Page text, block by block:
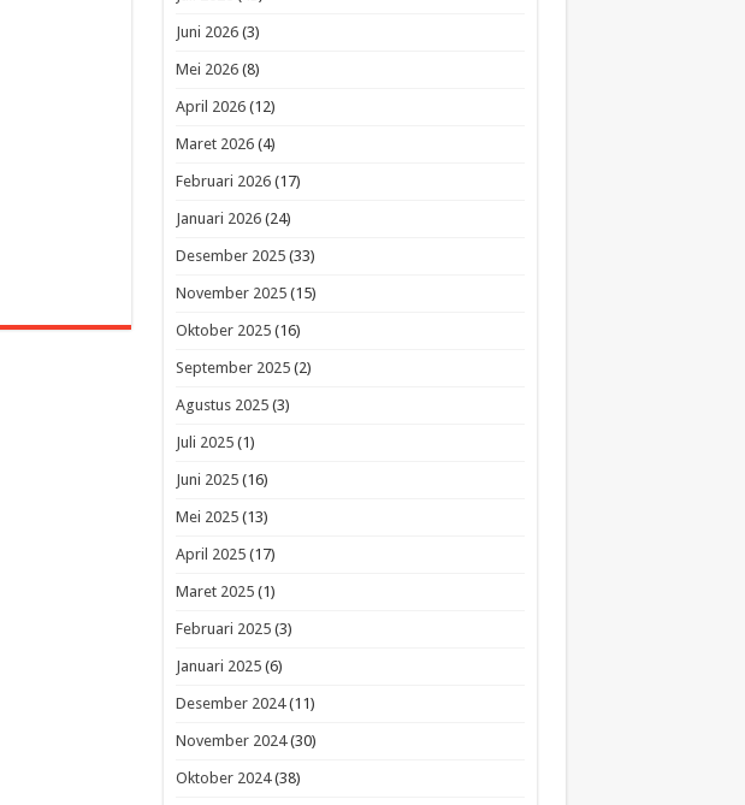
Juni 2026(3)
Mei 2026(8)
April 2026(12)
Maret 2026(4)
Februari 2026(17)
Januari 2026(24)
Desember 2025(33)
November 2025(15)
Oktober 2025(16)
September 2025(2)
Agustus 2025(3)
Juli 2025(1)
Juni 2025(16)
Mei 2025(13)
April 2025(17)
Maret 2025(1)
Februari 2025(3)
Januari 2025(6)
Desember 2024(11)
November 2024(30)
Oktober 2024(38)